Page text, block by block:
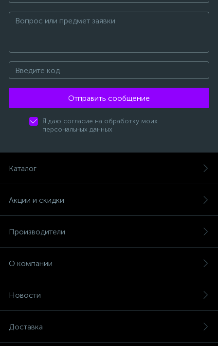
Отправить сообщение
Я даю согласие на обработку моих
персональных данных
Каталог
Акции и скидки
Производители
О компании
Новости
Доставка